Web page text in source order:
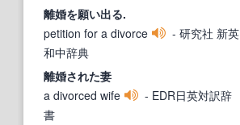
離婚を願い出る.
petition for a divorce
- 研究社 新英
和中辞典
離婚された妻
a divorced wife
- EDR日英対訳辞
書